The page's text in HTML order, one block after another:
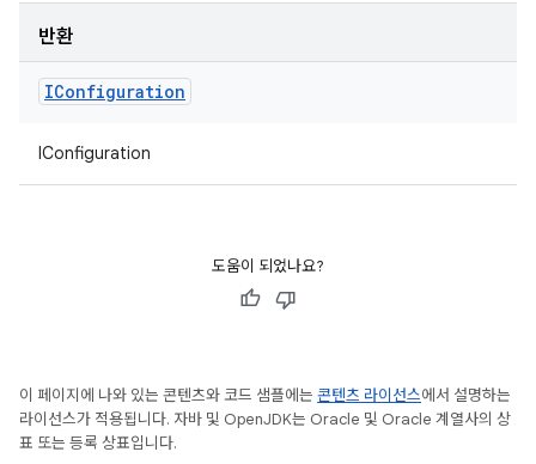
반환
IConfiguration
IConfiguration
도움이 되었나요?
이 페이지에 나와 있는 콘텐츠와 코드 샘플에는 콘텐츠 라이선스에서 설명하는
라이선스가 적용됩니다. 자바 및 OpenJDK는 Oracle 및 Oracle 계열사의 상
표 또는 등록 상표입니다.